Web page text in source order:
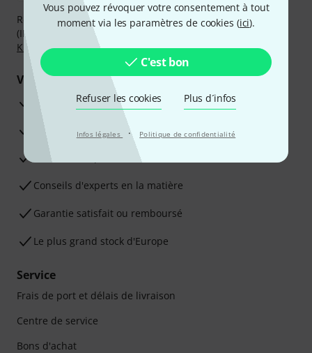
Vous pouvez révoquer votre consentement à tout
moment via les paramètres de cookies (ici).
C'est bon
Refuser les cookies Plus d´infos
Infos légales · Politique de confidentialité
Réglez de manière sûre et sécurisée par Virement
(IBAN/BIC), PayPal, Amazon Pay,
Klarna Payer en 3 foisou Carte de crédit.
Vos avantages
Ga­ran­tie Thomann 3 ans
Garantie 30 jours satisfait ou remboursé
Conseils d'experts en la matière
Garantie satisfait ou remboursé
Le plus grand stock d'Europe
Service
Frais de port et délais de livraison
Centre de service
Bons d'achat